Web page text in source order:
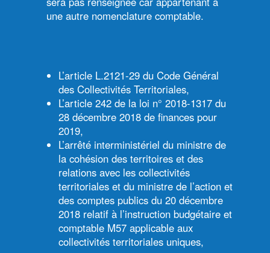
une autre nomenclature comptable.
L’article L.2121-29 du Code Général
des Collectivités Territoriales,
L’article 242 de la loi n° 2018-1317 du
28 décembre 2018 de finances pour
2019,
L’arrêté interministériel du ministre de
la cohésion des territoires et des
relations avec les collectivités
territoriales et du ministre de l’action et
des comptes publics du 20 décembre
2018 relatif à l’instruction budgétaire et
comptable M57 applicable aux
collectivités territoriales uniques,